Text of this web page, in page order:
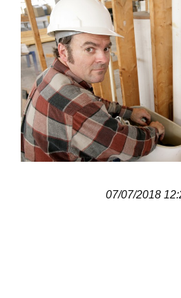
07/07/2018